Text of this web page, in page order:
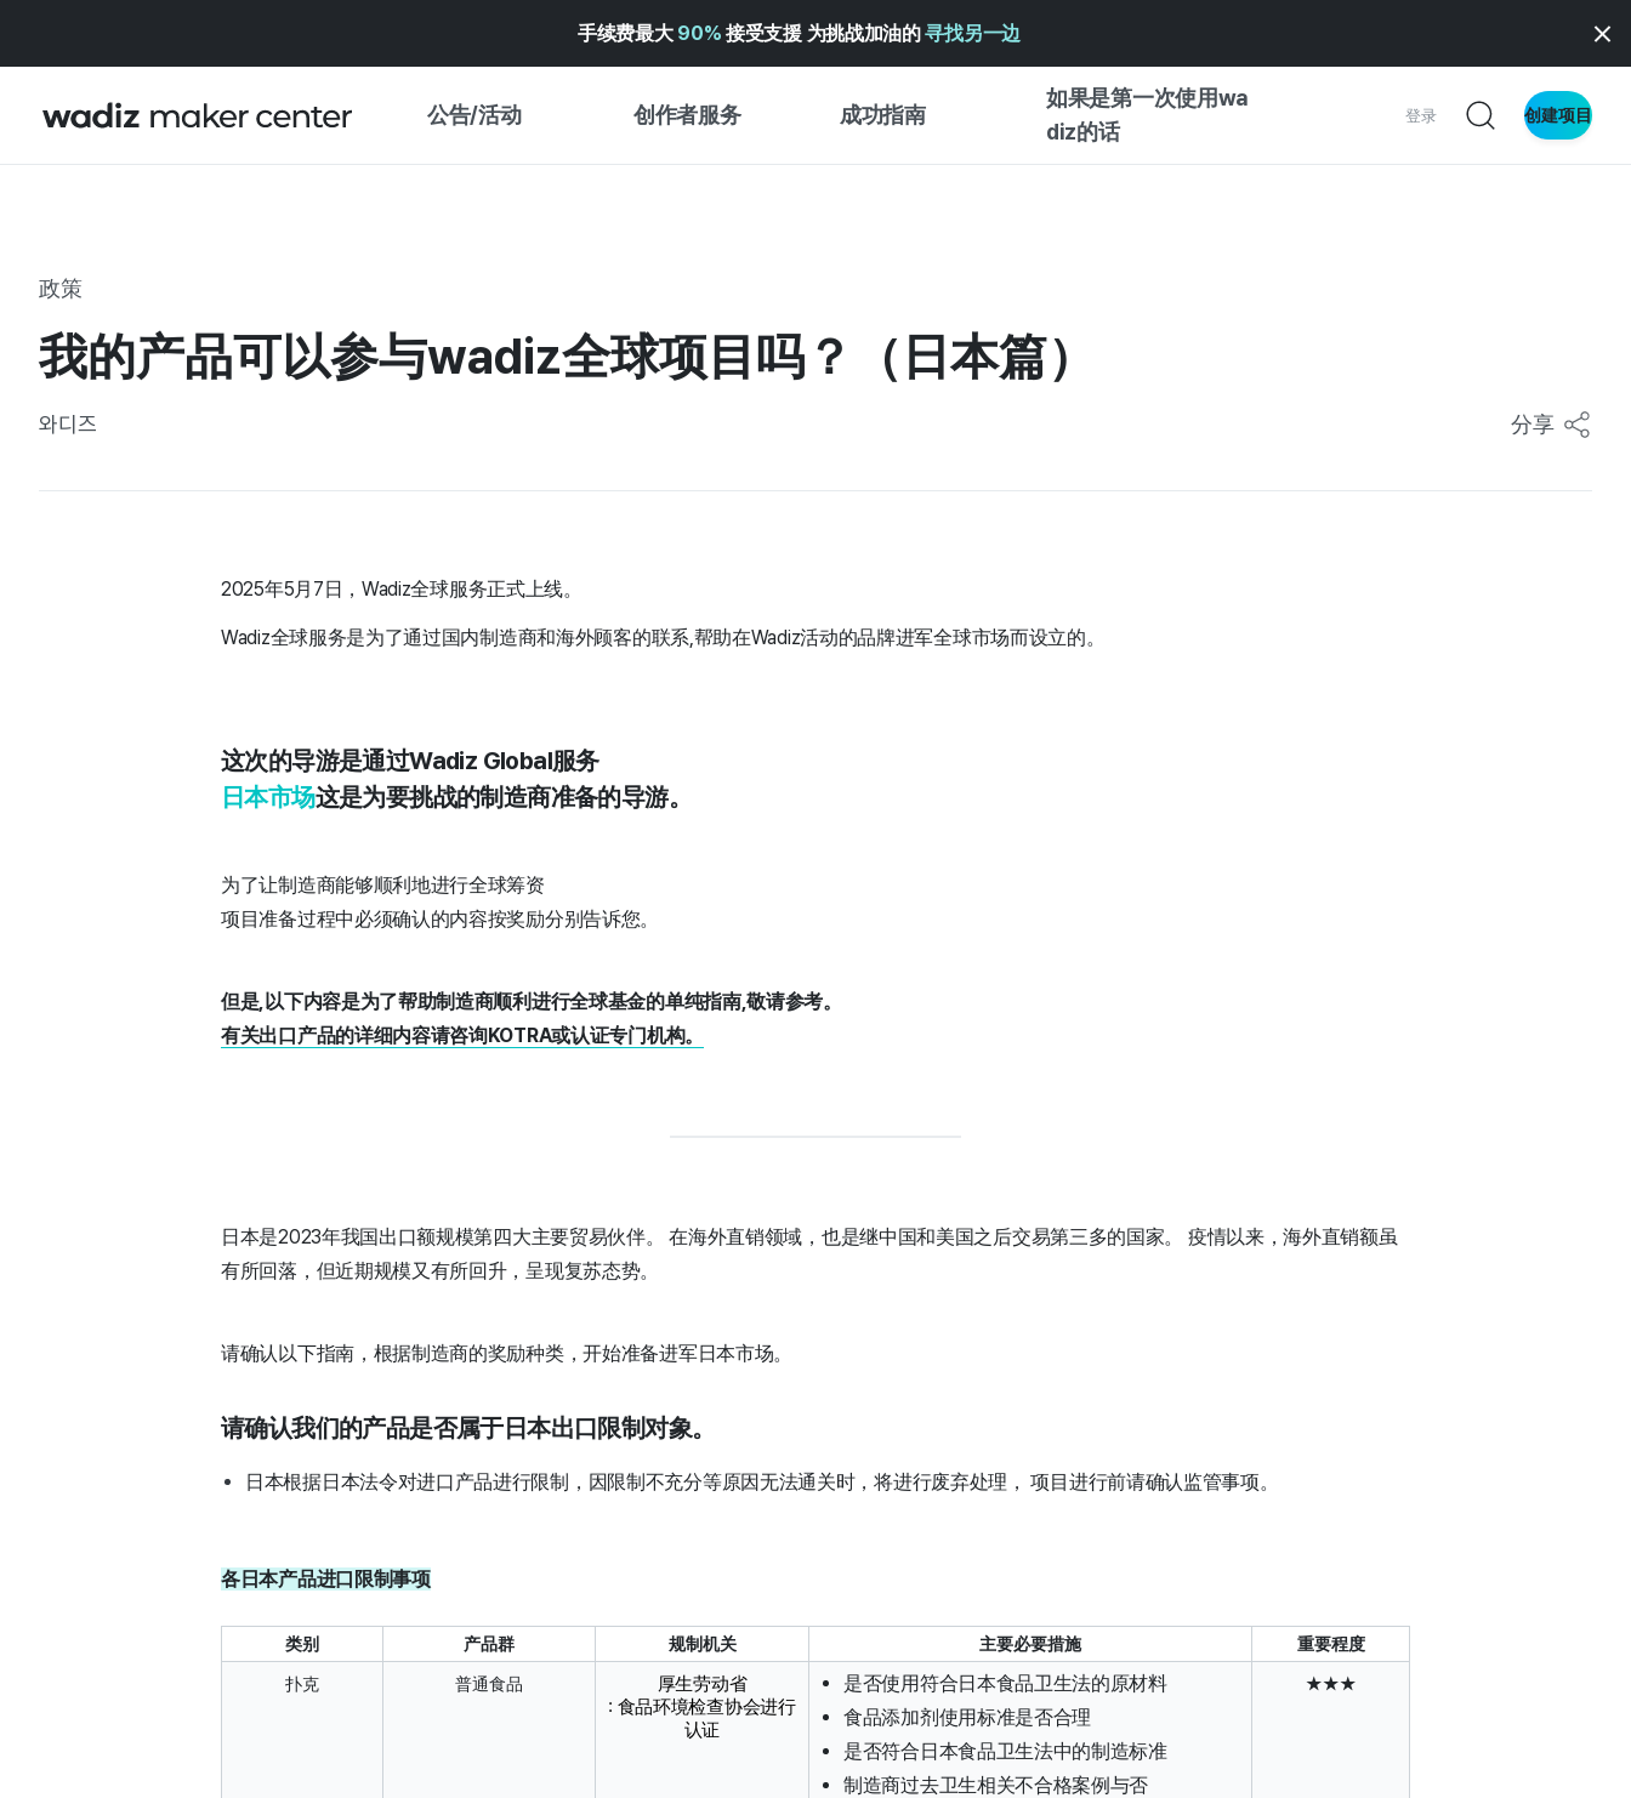
手续费最大 90% 接受支援 为挑战加油的寻找另一边
公告/活动 创作者服务 成功指南
如果是第一次使用wa
diz的话
登录 创建项目
特展日历
WADIZ 奖励 ↗︎
成功项目故事
创作型
商务型
政策
我的产品可以参与wadiz全球项目吗？（日本篇）
와디즈 分享
2025年5月7日，Wadiz全球服务正式上线。
Wadiz全球服务是为了通过国内制造商和海外顾客的联系,帮助在Wadiz活动的品牌进军全球市场而设立的。
这次的导游是通过Wadiz Global服务
日本市场这是为要挑战的制造商准备的导游。
为了让制造商能够顺利地进行全球筹资
项目准备过程中必须确认的内容按奖励分别告诉您。
但是,以下内容是为了帮助制造商顺利进行全球基金的单纯指南,敬请参考。
有关出口产品的详细内容请咨询KOTRA或认证专门机构。
日本是2023年我国出口额规模第四大主要贸易伙伴。 在海外直销领域，也是继中国和美国之后交易第三多的国家。 疫情以来，海外直销额虽
有所回落，但近期规模又有所回升，呈现复苏态势。
请确认以下指南，根据制造商的奖励种类，开始准备进军日本市场。
请确认我们的产品是否属于日本出口限制对象。
日本根据日本法令对进口产品进行限制，因限制不充分等原因无法通关时，将进行废弃处理，项目进行前请确认监管事项。
各日本产品进口限制事项
类别 产品群 规制机关 主要必要措施 重要程度
扑克 普通食品
厚生劳动省
: 食品环境检查协会进行
认证
是否使用符合日本食品卫生法的原材料
食品添加剂使用标准是否合理
是否符合日本食品卫生法中的制造标准
制造商过去卫生相关不合格案例与否
★★★